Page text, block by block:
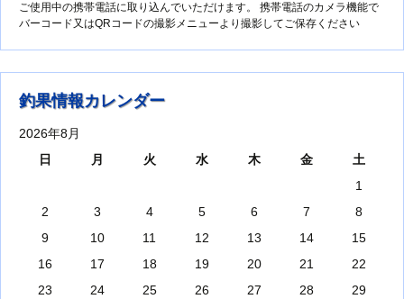
ご使用中の携帯電話に取り込んでいただけます。 携帯電話のカメラ機能で
バーコード又はQRコードの撮影メニューより撮影してご保存ください
釣果情報カレンダー
2026年8月
日
月 火 水 木 金
土
1
2
3 4 5 6 7
8
9
10 11 12 13 14
15
16
17 18 19 20 21
22
23
24 25 26 27 28
29